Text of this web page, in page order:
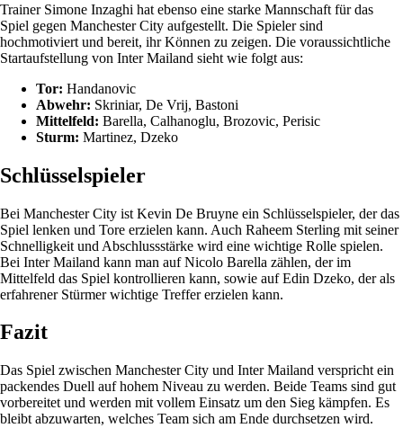
Trainer Simone Inzaghi hat ebenso eine starke Mannschaft für das
Spiel gegen Manchester City aufgestellt. Die Spieler sind
hochmotiviert und bereit, ihr Können zu zeigen. Die voraussichtliche
Startaufstellung von Inter Mailand sieht wie folgt aus:
Tor: Handanovic
Abwehr: Skriniar, De Vrij, Bastoni
Mittelfeld: Barella, Calhanoglu, Brozovic, Perisic
Sturm: Martinez, Dzeko
Schlüsselspieler
Bei Manchester City ist Kevin De Bruyne ein Schlüsselspieler, der das
Spiel lenken und Tore erzielen kann. Auch Raheem Sterling mit seiner
Schnelligkeit und Abschlussstärke wird eine wichtige Rolle spielen.
Bei Inter Mailand kann man auf Nicolo Barella zählen, der im
Mittelfeld das Spiel kontrollieren kann, sowie auf Edin Dzeko, der als
erfahrener Stürmer wichtige Treffer erzielen kann.
Fazit
Das Spiel zwischen Manchester City und Inter Mailand verspricht ein
packendes Duell auf hohem Niveau zu werden. Beide Teams sind gut
vorbereitet und werden mit vollem Einsatz um den Sieg kämpfen. Es
bleibt abzuwarten, welches Team sich am Ende durchsetzen wird.